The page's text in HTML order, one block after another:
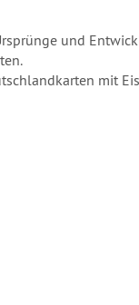
und
mit